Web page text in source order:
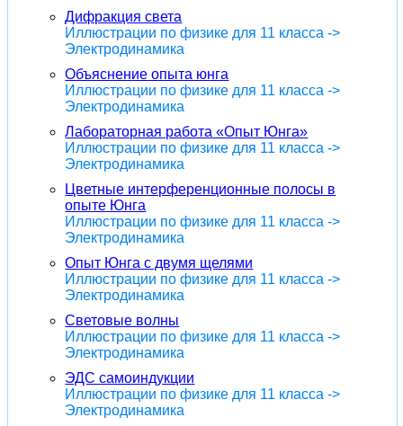
Дифракция света
Иллюстрации по физике для 11 класса ->
Электродинамика
Объяснение опыта юнга
Иллюстрации по физике для 11 класса ->
Электродинамика
Лабораторная работа «Опыт Юнга»
Иллюстрации по физике для 11 класса ->
Электродинамика
Цветные интерференционные полосы в
опыте Юнга
Иллюстрации по физике для 11 класса ->
Электродинамика
Опыт Юнга с двумя щелями
Иллюстрации по физике для 11 класса ->
Электродинамика
Световые волны
Иллюстрации по физике для 11 класса ->
Электродинамика
ЭДС самоиндукции
Иллюстрации по физике для 11 класса ->
Электродинамика